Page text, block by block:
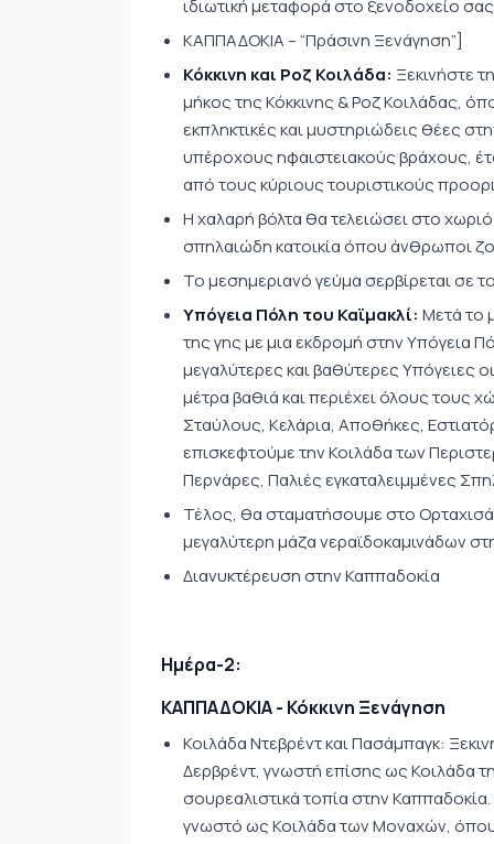
ιδιωτική μεταφορά στο ξενοδοχείο
ΚΑΠΠΑΔΟΚΙΑ – “Πράσινη Ξενάγηση”]
Κόκκινη και Ροζ Κοιλάδα: Ξεκινήστε
μήκος της Κόκκινης & Ροζ Κοιλάδας,
εκπληκτικές και μυστηριώδεις θέες
υπέροχους ηφαιστειακούς βράχους,
από τους κύριους τουριστικούς
Η χαλαρή βόλτα θα τελειώσει στο
σπηλαιώδη κατοικία όπου άνθρωποι
Το μεσημεριανό γεύμα σερβίρεται σε
Υπόγεια Πόλη του Καϊμακλί: Μετά το
της γης με μια εκδρομή στην Υπόγεια
μεγαλύτερες και βαθύτερες Υπόγειες
μέτρα βαθιά και περιέχει όλους τους
Σταύλους, Κελάρια, Αποθήκες,
επισκεφτούμε την Κοιλάδα των
Περνάρες, Παλιές εγκαταλειμμένες
Τέλος, θα σταματήσουμε στο
μεγαλύτερη μάζα νεραϊδοκαμινάδων
Διανυκτέρευση στην Καππαδοκία
Ημέρα-2:
ΚΑΠΠΑΔΟΚΙΑ - Κόκκινη Ξενάγηση
Κοιλάδα Ντεβρέντ και Πασάμπαγκ:
Δερβρέντ, γνωστή επίσης ως Κοιλάδα
σουρεαλιστικά τοπία στην
γνωστό ως Κοιλάδα των Μοναχών, όπου